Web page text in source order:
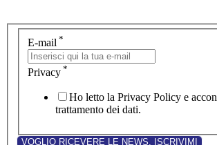
E-mail *
Privacy *
Ho letto la Privacy Policy e
trattamento dei dati.